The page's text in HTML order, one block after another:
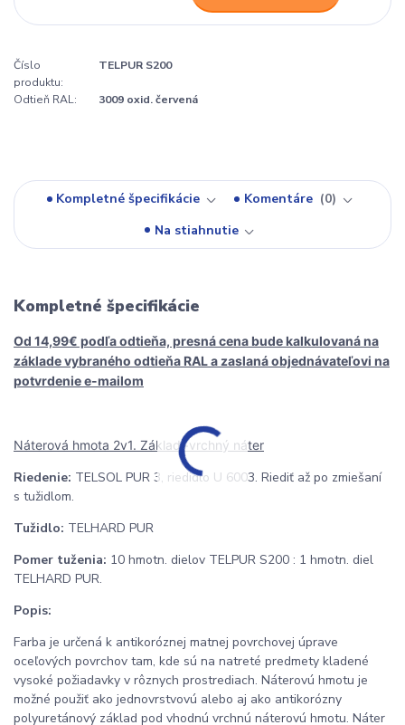
Číslo
produktu:
TELPUR S200
Odtieň RAL: 3009 oxid. červená
Kompletné špecifikácie Komentáre
0
Na stiahnutie
Kompletné špecifikácie
Od 14,99€ podľa odtieňa, presná cena bude kalkulovaná na
základe vybraného odtieňa RAL a zaslaná objednávateľovi na
potvrdenie e-mailom
Náterová hmota 2v1. Základ+vrchný náter
Riedenie: TELSOL PUR 3, riedidlo U 6003. Riediť až po zmiešaní
s tužidlom.
Tužidlo: TELHARD PUR
Pomer tuženia: 10 hmotn. dielov TELPUR S200 : 1 hmotn. diel
TELHARD PUR.
Popis:
Farba je určená k antikoróznej matnej povrchovej úprave
oceľových povrchov tam, kde sú na natreté predmety kladené
vysoké požiadavky v rôznych prostrediach. Náterovú hmotu je
možné použiť ako jednovrstvovú alebo aj ako antikorózny
polyuretánový základ pod vhodnú vrchnú náterovú hmotu. Náter